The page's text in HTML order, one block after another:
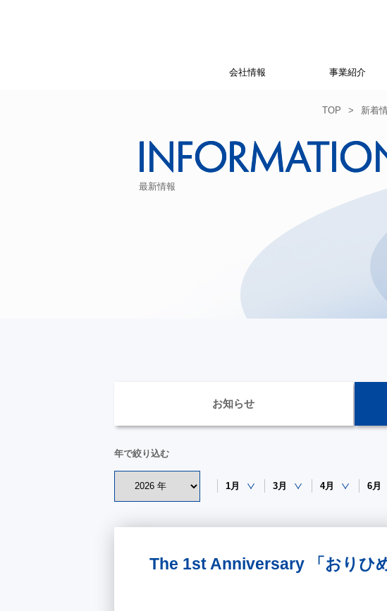
会社情報 事業紹介
最新情報
TOP > 新着
お知らせ
年で絞り込む
1月 3月 4月 6月
The 1st Anniversary 「おりひ